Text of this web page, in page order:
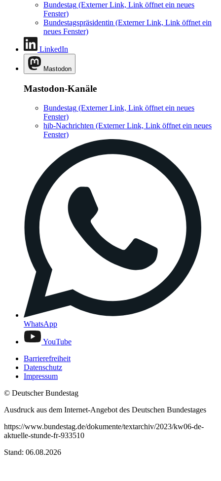
Bundestag (Externer Link, Link öffnet ein neues
Fenster)
Bundestagspräsidentin (Externer Link, Link öffnet ein
neues Fenster)
LinkedIn
Mastodon
Mastodon-Kanäle
Bundestag (Externer Link, Link öffnet ein neues
Fenster)
hib-Nachrichten (Externer Link, Link öffnet ein neues
Fenster)
WhatsApp
YouTube
Barrierefreiheit
Datenschutz
Impressum
© Deutscher Bundestag
Ausdruck aus dem Internet-Angebot des Deutschen Bundestages
https://www.bundestag.de/dokumente/textarchiv/2023/kw06-de-
aktuelle-stunde-fr-933510
Stand: 06.08.2026